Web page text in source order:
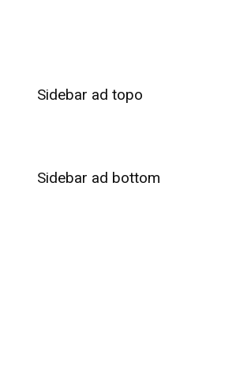
Sidebar ad topo
Sidebar ad bottom